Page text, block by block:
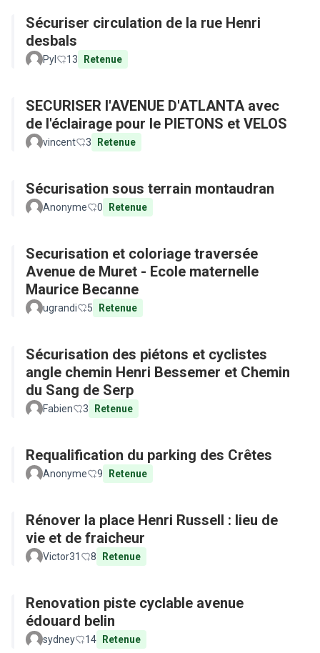
Sécuriser circulation de la rue Henri
desbals
Pyl 13 Retenue
SECURISER l'AVENUE D'ATLANTA avec
de l'éclairage pour le PIETONS et VELOS
vincent 3 Retenue
Sécurisation sous terrain montaudran
Anonyme 0 Retenue
Securisation et coloriage traversée
Avenue de Muret - Ecole maternelle
Maurice Becanne
ugrandi 5 Retenue
Sécurisation des piétons et cyclistes
angle chemin Henri Bessemer et Chemin
du Sang de Serp
Fabien 3 Retenue
Requalification du parking des Crêtes
Anonyme 9 Retenue
Rénover la place Henri Russell : lieu de
vie et de fraicheur
Victor31 8 Retenue
Renovation piste cyclable avenue
édouard belin
sydney 14 Retenue